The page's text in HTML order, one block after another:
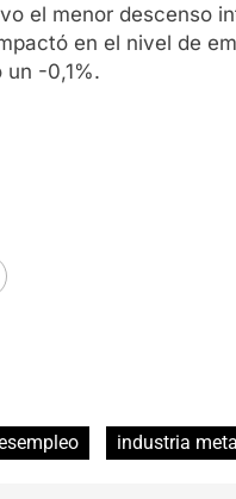
el menor descenso
en el nivel de
un -0,1%.
industria